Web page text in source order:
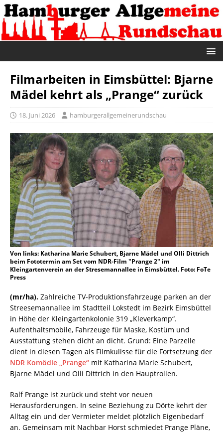
Filmarbeiten in Eimsbüttel: Bjarne
Mädel kehrt als „Prange“ zurück
18. Juni 2026 hamburgerallgemeinerundschau
Von links: Katharina Marie Schubert, Bjarne Mädel und Olli Dittrich
beim Fototermin am Set vom NDR-Film "Prange 2" im
Kleingartenverein an der Stresemannallee in Eimsbüttel. Foto: FoTe
Press
(mr/ha). Zahlreiche TV-Produktionsfahrzeuge parken an der
Streesemannallee im Stadtteil Lokstedt im Bezirk Eimsbüttel
in Höhe der Kleingartenkolonie 319 „Kleverkamp“.
Aufenthaltsmobile, Fahrzeuge für Maske, Kostüm und
Ausstattung stehen dicht an dicht. Grund: Eine Parzelle
dient in diesen Tagen als Filmkulisse für die Fortsetzung der
NDR Komödie „Prange“ mit Katharina Marie Schubert,
Bjarne Mädel und Olli Dittrich in den Hauptrollen.
Ralf Prange ist zurück und steht vor neuen
Herausforderungen. In seine Beziehung zu Dörte kehrt der
Alltag ein und der Vermieter meldet plötzlich Eigenbedarf
an. Gemeinsam mit Nachbar Horst schmiedet Prange Pläne,